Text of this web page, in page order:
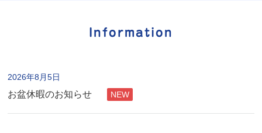
Information
2026年8月5日
お盆休暇のお知らせ NEW